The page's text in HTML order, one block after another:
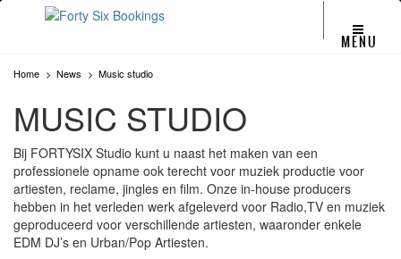
MENU
Home News Music studio
MUSIC STUDIO
Bij FORTYSIX Studio kunt u naast het maken van een
professionele opname ook terecht voor muziek productie voor
artiesten, reclame, jingles en film. Onze in-house producers
hebben in het verleden werk afgeleverd voor Radio,TV en muziek
geproduceerd voor verschillende artiesten, waaronder enkele
EDM DJ’s en Urban/Pop Artiesten.